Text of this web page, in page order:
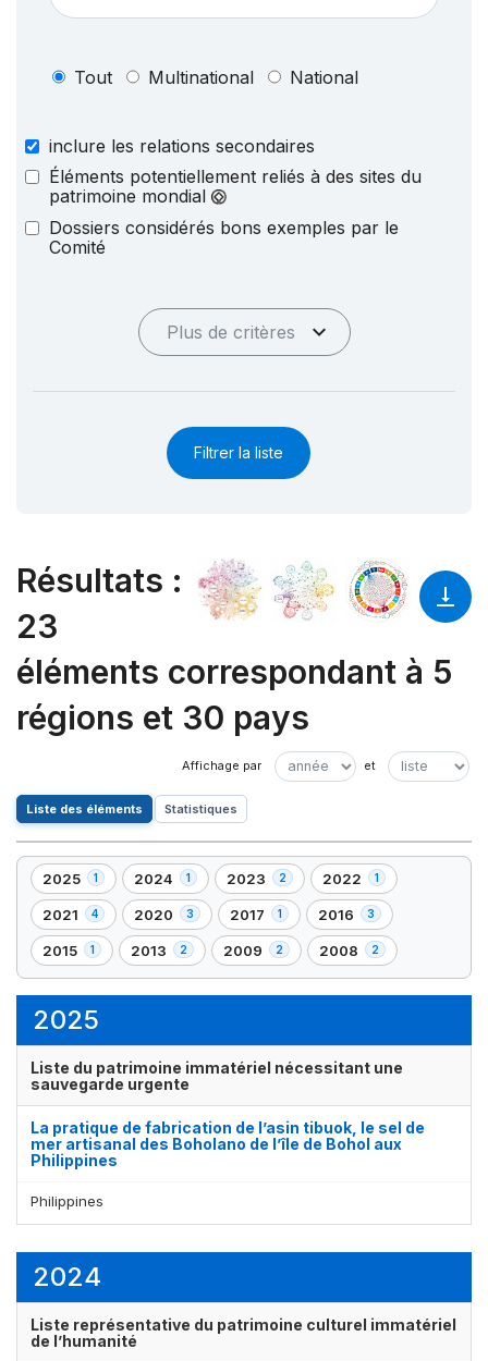
Tout Multinational National
inclure les relations secondaires
Éléments potentiellement reliés à des sites du
patrimoine mondial
Dossiers considérés bons exemples par le
Comité
Plus de critères
Filtrer la liste
Résultats :
23
éléments correspondant à 5
régions et 30 pays
Liste des éléments Statistiques
2025 1
,
1
élément(s)
2024 1
,
1
élément(s)
2023 2
,
2
élément(s)
2022 1
,
1
élément(s)
2021 4
,
4
élément(s)
2020 3
,
3
élément(s)
2017 1
,
1
élément(s)
2016 3
,
3
élément(s)
2015 1
,
1
2013 2
,
2
2009 2
,
2
2008 2
,
2
2025
Liste du patrimoine immatériel nécessitant une
sauvegarde urgente
La pratique de fabrication de l’asin tibuok, le sel de
mer artisanal des Boholano de l’île de Bohol aux
Philippines
Philippines
2024
Liste représentative du patrimoine culturel immatériel
de l’humanité